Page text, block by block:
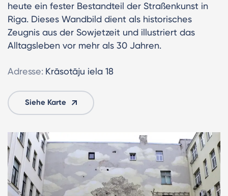
heute ein fester Bestandteil der Straßenkunst in
Riga. Dieses Wandbild dient als historisches
Zeugnis aus der Sowjetzeit und illustriert das
Alltagsleben vor mehr als 30 Jahren.
Adresse: Krāsotāju iela 18
Siehe Karte